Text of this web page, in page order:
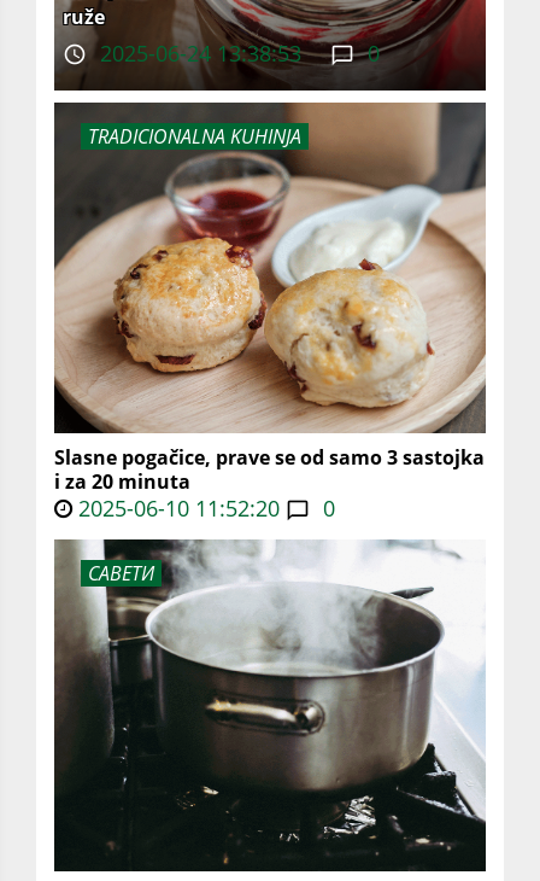
ruže
2025-06-24 13:38:53 0
TRADICIONALNA KUHINJA
Slasne pogačice, prave se od samo 3 sastojka
i za 20 minuta
2025-06-10 11:52:20 0
САВЕТИ